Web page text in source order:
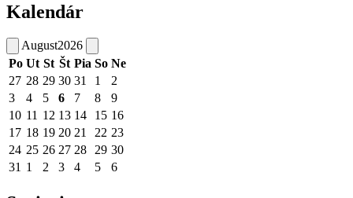
Kalendár
August2026
Po Ut St Št Pia So Ne
27 28 29 30 31 1
2
3
4 5 6 7 8
9
10 11 12 13 14 15 16
17 18 19 20 21 22 23
24 25 26 27 28 29 30
31 1 2 3 4 5 6